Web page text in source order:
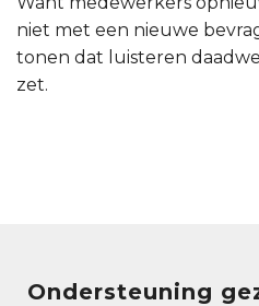
niet met een nieuwe
tonen dat luisteren
zet.
Ondersteuning